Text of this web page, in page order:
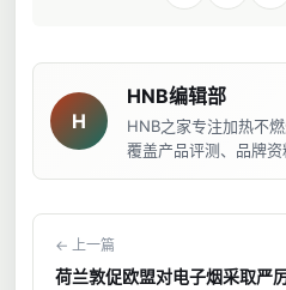
H
HNB编辑部
HNB之家专注加热不
覆盖产品评测、品牌资
← 上一篇
荷兰敦促欧盟对电子烟采取严